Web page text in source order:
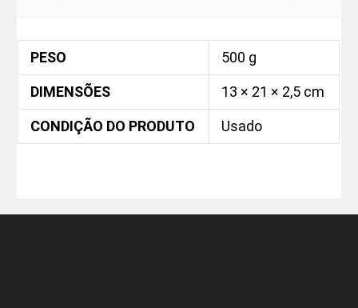
PESO 500 g
DIMENSÕES 13 × 21 × 2,5 cm
CONDIÇÃO DO PRODUTO Usado